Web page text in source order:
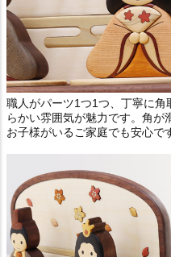
職人がパーツ1つ1つ、丁寧に
らかい雰囲気が魅力です。角が
お子様がいるご家庭でも安心で